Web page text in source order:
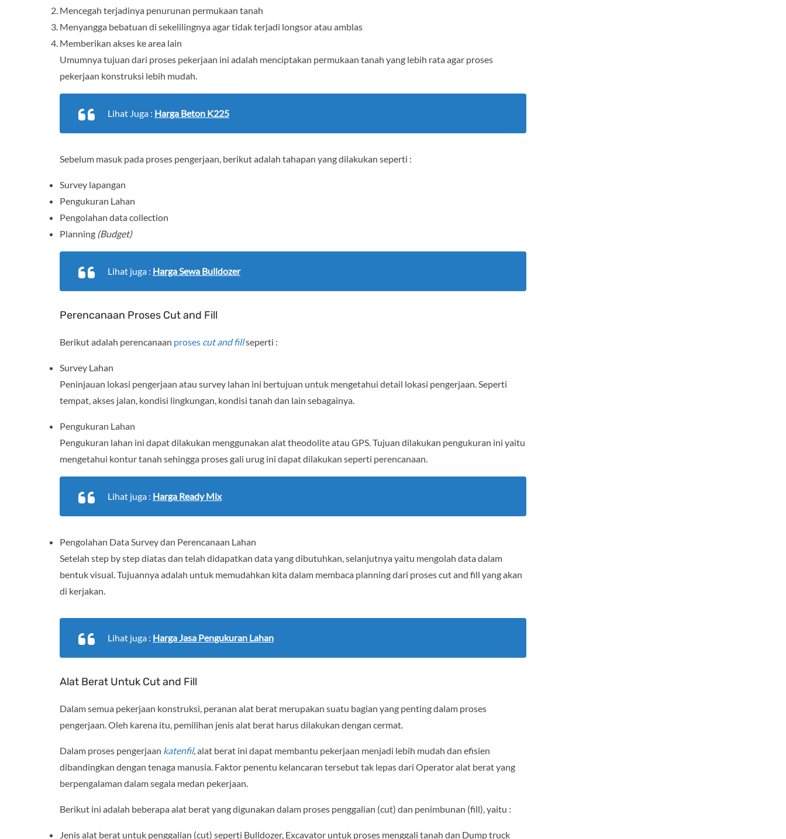
Mencegah terjadinya penurunan permukaan tanah
Menyangga bebatuan di sekelilingnya agar tidak terjadi longsor atau amblas
Memberikan akses ke area lain
Umumnya tujuan dari proses pekerjaan ini adalah menciptakan permukaan tanah yang lebih rata agar proses
pekerjaan konstruksi lebih mudah.
Lihat Juga : Harga Beton K225
Sebelum masuk pada proses pengerjaan, berikut adalah tahapan yang dilakukan seperti :
Survey lapangan
Pengukuran Lahan
Pengolahan data collection
Planning (Budget)
Lihat juga : Harga Sewa Bulldozer
Perencanaan Proses Cut and Fill
Berikut adalah perencanaan proses cut and fillseperti :
Survey Lahan
Peninjauan lokasi pengerjaan atau survey lahan ini bertujuan untuk mengetahui detail lokasi pengerjaan. Seperti
tempat, akses jalan, kondisi lingkungan, kondisi tanah dan lain sebagainya.
Pengukuran Lahan
Pengukuran lahan ini dapat dilakukan menggunakan alat theodolite atau GPS. Tujuan dilakukan pengukuran ini yaitu
mengetahui kontur tanah sehingga proses gali urug ini dapat dilakukan seperti perencanaan.
Lihat juga : Harga Ready Mix
Pengolahan Data Survey dan Perencanaan Lahan
Setelah step by step diatas dan telah didapatkan data yang dibutuhkan, selanjutnya yaitu mengolah data dalam
bentuk visual. Tujuannya adalah untuk memudahkan kita dalam membaca planning dari proses cut and fill yang akan
di kerjakan.
Lihat juga : Harga Jasa Pengukuran Lahan
Alat Berat Untuk Cut and Fill
Dalam semua pekerjaan konstruksi, peranan alat berat merupakan suatu bagian yang penting dalam proses
pengerjaan. Oleh karena itu, pemilihan jenis alat berat harus dilakukan dengan cermat.
Dalam proses pengerjaan katenfil,alat berat ini dapat membantu pekerjaan menjadi lebih mudah dan efisien
dibandingkan dengan tenaga manusia. Faktor penentu kelancaran tersebut tak lepas dari Operator alat berat yang
berpengalaman dalam segala medan pekerjaan.
Berikut ini adalah beberapa alat berat yang digunakan dalam proses penggalian (cut) dan penimbunan (fill), yaitu :
Jenis alat berat untuk penggalian (cut) seperti Bulldozer, Excavator untuk proses menggali tanah dan Dump truck